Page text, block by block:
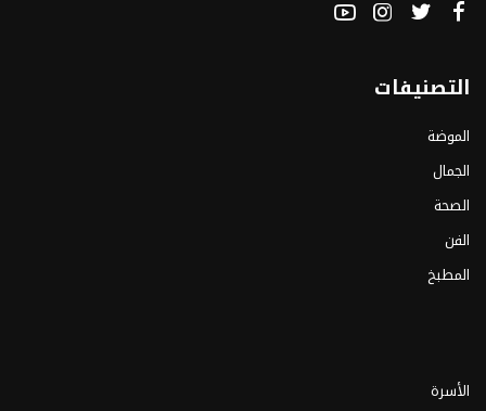
التصنيفات
الموضة
الجمال
الصحة
الفن
المطبخ
الأسرة